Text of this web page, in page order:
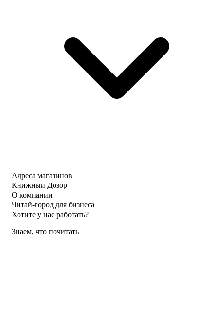
Адреса магазинов
Книжный Дозор
О компании
Читай-город для бизнеса
Хотите у нас работать?
Знаем, что почитать